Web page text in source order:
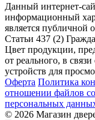
Данный интернет-
информационный
является публичной
Статьи 437 (2)
Цвет продукции,
от реального, в
устройств для
Оферта Политика
отношении файлов
персональных
© 2026 Магазин